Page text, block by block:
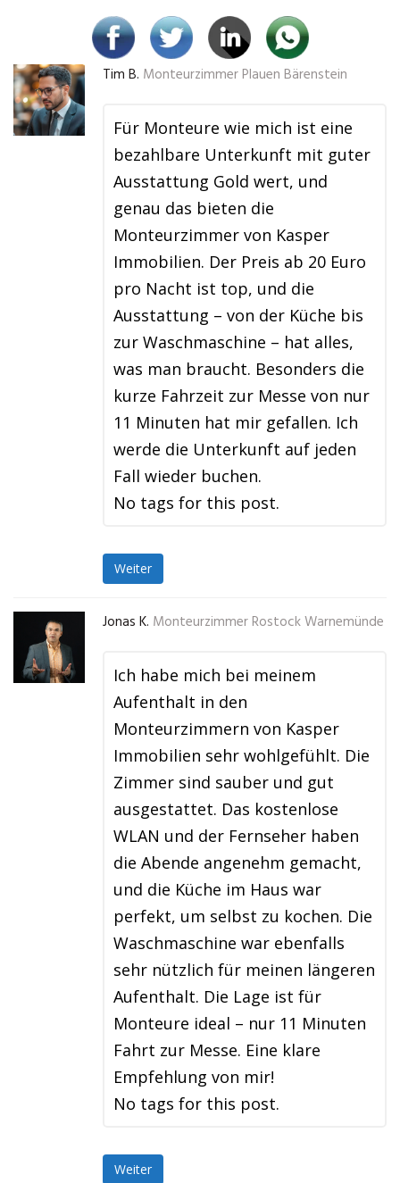
Tim B. Monteurzimmer Plauen Bärenstein
Für Monteure wie mich ist eine
bezahlbare Unterkunft mit guter
Ausstattung Gold wert, und
genau das bieten die
Monteurzimmer von Kasper
Immobilien. Der Preis ab 20 Euro
pro Nacht ist top, und die
Ausstattung – von der Küche bis
zur Waschmaschine – hat alles,
was man braucht. Besonders die
kurze Fahrzeit zur Messe von nur
11 Minuten hat mir gefallen. Ich
werde die Unterkunft auf jeden
Fall wieder buchen.
No tags for this post.
Weiter
Jonas K. Monteurzimmer Rostock Warnemünde
Ich habe mich bei meinem
Aufenthalt in den
Monteurzimmern von Kasper
Immobilien sehr wohlgefühlt. Die
Zimmer sind sauber und gut
ausgestattet. Das kostenlose
WLAN und der Fernseher haben
die Abende angenehm gemacht,
und die Küche im Haus war
perfekt, um selbst zu kochen. Die
Waschmaschine war ebenfalls
sehr nützlich für meinen längeren
Aufenthalt. Die Lage ist für
Monteure ideal – nur 11 Minuten
Fahrt zur Messe. Eine klare
Empfehlung von mir!
No tags for this post.
Weiter